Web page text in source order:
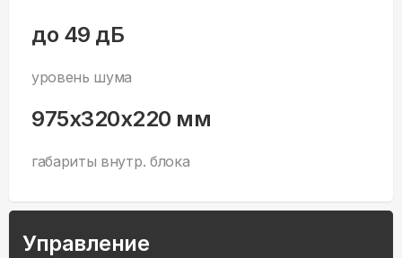
до 49 дБ
уровень шума
975x320x220 мм
габариты внутр. блока
Управление